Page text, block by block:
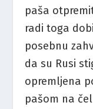
paša
radi toga
posebnu
da su Rusi
opremljena
pašom na